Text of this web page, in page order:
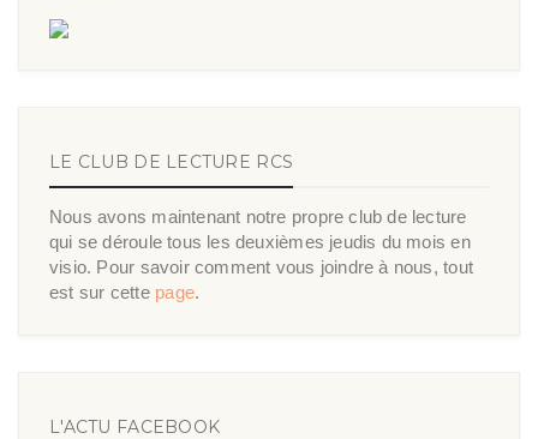
LE CLUB DE LECTURE RCS
Nous avons maintenant notre propre club de lecture
qui se déroule tous les deuxièmes jeudis du mois en
visio. Pour savoir comment vous joindre à nous, tout
est sur cette page.
L'ACTU FACEBOOK